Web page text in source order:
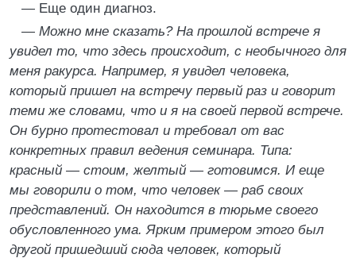
— Еще один диагноз.
— Можно мне сказать? На прошлой встрече я
увидел то, что здесь происходит, с необычного для
меня ракурса. Например, я увидел человека,
который пришел на встречу первый раз и говорит
теми же словами, что и я на своей первой встрече.
Он бурно протестовал и требовал от вас
конкретных правил ведения семинара. Типа:
красный — стоим, желтый — готовимся. И еще
мы говорили о том, что человек — раб своих
представлений. Он находится в тюрьме своего
обусловленного ума. Ярким примером этого был
другой пришедший сюда человек, который